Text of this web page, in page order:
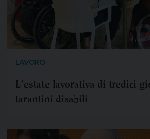
LAVORO
L’estate lavorativa di tredici
tarantini disabili